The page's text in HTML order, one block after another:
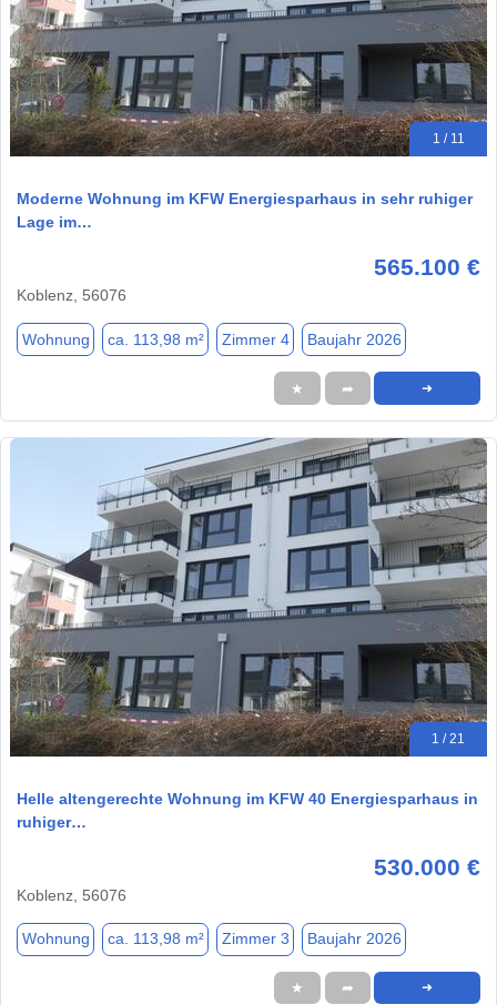
1 / 11
Moderne Wohnung im KFW Energiesparhaus in sehr ruhiger
Lage im…
565.100 €
Koblenz, 56076
Wohnung ca. 113,98 m² Zimmer 4 Baujahr 2026
★ ➦ ➜
1 / 21
Helle altengerechte Wohnung im KFW 40 Energiesparhaus in
ruhiger…
530.000 €
Koblenz, 56076
Wohnung ca. 113,98 m² Zimmer 3 Baujahr 2026
★ ➦ ➜